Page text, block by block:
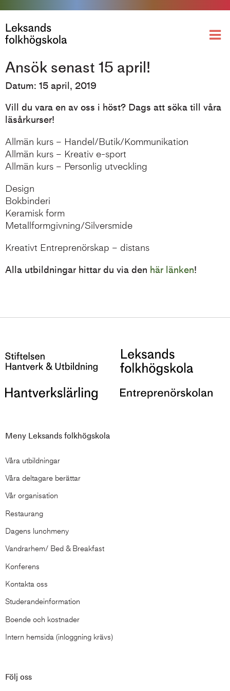
Ansök senast 15 april!
Datum: 15 april, 2019
Vill du vara en av oss i höst? Dags att söka till våra
läsårkurser!
Allmän kurs – Handel/Butik/Kommunikation
Allmän kurs – Kreativ e-sport
Allmän kurs – Personlig utveckling
Design
Bokbinderi
Keramisk form
Metallformgivning/Silversmide
Kreativt Entreprenörskap – distans
Alla utbildningar hittar du via den här länken!
Meny Leksands folkhögskola
Våra utbildningar
Våra deltagare berättar
Vår organisation
Restaurang
Dagens lunchmeny
Vandrarhem/ Bed & Breakfast
Konferens
Kontakta oss
Studerandeinformation
Boende och kostnader
Intern hemsida (inloggning krävs)
Följ oss